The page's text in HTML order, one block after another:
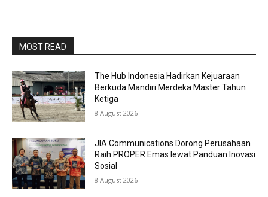
MOST READ
The Hub Indonesia Hadirkan Kejuaraan
Berkuda Mandiri Merdeka Master Tahun
Ketiga
8 August 2026
JIA Communications Dorong Perusahaan
Raih PROPER Emas lewat Panduan Inovasi
Sosial
8 August 2026